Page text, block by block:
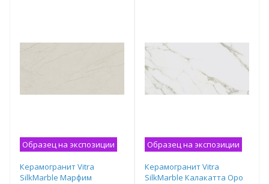
Образец на экспозиции
Керамогранит Vitra
SilkMarble Марфим
Образец на экспозиции
Керамогранит Vitra
SilkMarble Калакатта Оро